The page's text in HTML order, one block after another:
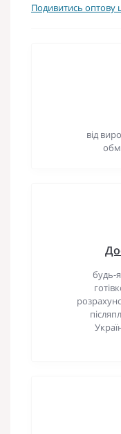
Подивитись оптову
від
будь-